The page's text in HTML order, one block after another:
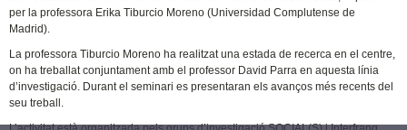
per la professora Erika Tiburcio Moreno (Universidad Complutense de
Madrid).
La professora Tiburcio Moreno ha realitzat una estada de recerca en el centre,
on ha treballat conjuntament amb el professor David Parra en aquesta línia
d’investigació. Durant el seminari es presentaran els avanços més recents del
seu treball.